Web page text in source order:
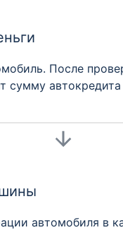
После
сумму
автомобиля в